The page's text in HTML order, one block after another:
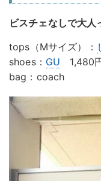
ビスチェなしで大
tops（Mサイズ）：
shoes： GU 1,480
bag：coach